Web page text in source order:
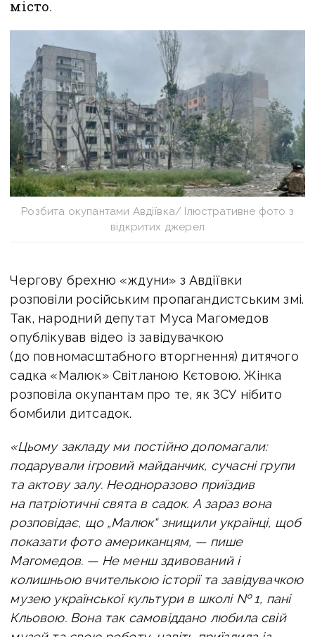
місто.
Розбита окупантами Авдіївка/ Ілюстративне фото з
відкритих джерел
Чергову брехню «ждуни» з Авдіївки
розповіли російським пропагандистським змі.
Так, народний депутат Муса Магомедов
опублікував відео із завідувачкою
(до повномасштабного вторгнення) дитячого
садка «Малюк» Світланою Кєтовою. Жінка
розповіла окупантам про те, як ЗСУ нібито
бомбили дитсадок.
«Цьому закладу ми постійно допомагали:
подарували ігровий майданчик, сучасні групи
та актову залу. Неодноразово приїздив
на патріотичні свята в садок. А зараз вона
розповідає, що „Малюк“ знищили українці, щоб
показати фото американцям, — пише
Магомедов. — Не менш здивований і
колишньою вчителькою історії та завідувачкою
музею української культури в школі № 1, пані
Кльовою. Вона так самовіддано любила свій